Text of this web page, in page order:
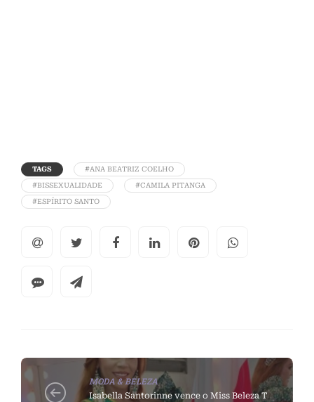
TAGS #ANA BEATRIZ COELHO
#BISSEXUALIDADE #CAMILA PITANGA
#ESPÍRITO SANTO
MODA & BELEZA
Isabella Santorinne vence o Miss Beleza T